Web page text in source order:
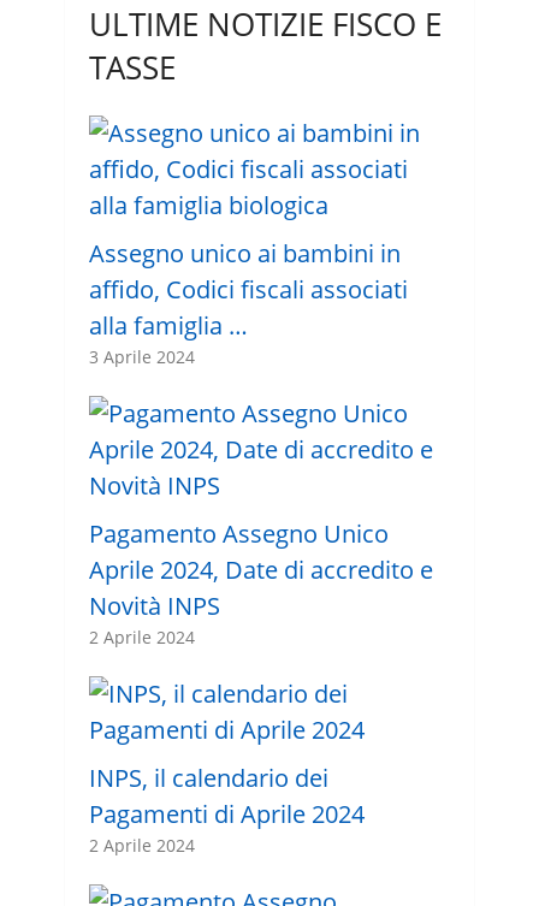
ULTIME NOTIZIE FISCO E
TASSE
Assegno unico ai bambini in
affido, Codici fiscali associati
alla famiglia …
3 Aprile 2024
Pagamento Assegno Unico
Aprile 2024, Date di accredito e
Novità INPS
2 Aprile 2024
INPS, il calendario dei
Pagamenti di Aprile 2024
2 Aprile 2024